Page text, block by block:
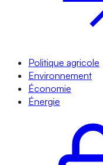
Politique agricole
Environnement
Économie
Énergie